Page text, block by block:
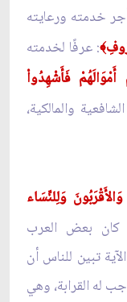
خدمته ورعايته
﴾: عرفًا لخدمته
فَأَشْهِدُواْ
والمالكية،
وَلِلنِّسَاء
بعض العرب
تبين للناس أن
له القرابة، وهي